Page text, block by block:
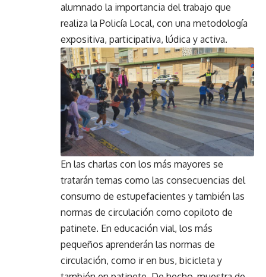
alumnado la importancia del trabajo que
realiza la Policía Local, con una metodología
expositiva, participativa, lúdica y activa.
En las charlas con los más mayores se
tratarán temas como las consecuencias del
consumo de estupefacientes y también las
normas de circulación como copiloto de
patinete. En educación vial, los más
pequeños aprenderán las normas de
circulación, como ir en bus, bicicleta y